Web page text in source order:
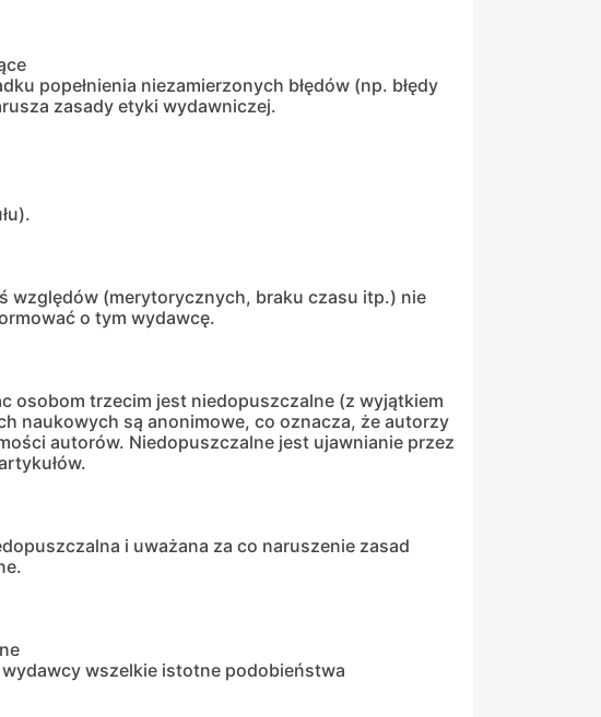
popełnienia niezamierzonych błędów (np. błędy
zasady etyki wydawniczej.
względów (merytorycznych, braku czasu itp.) nie
o tym wydawcę.
osobom trzecim jest niedopuszczalne (z wyjątkiem
naukowych są anonimowe, co oznacza, że autorzy
autorów. Niedopuszczalne jest ujawnianie przez
i uważana za co naruszenie zasad
wszelkie istotne podobieństwa